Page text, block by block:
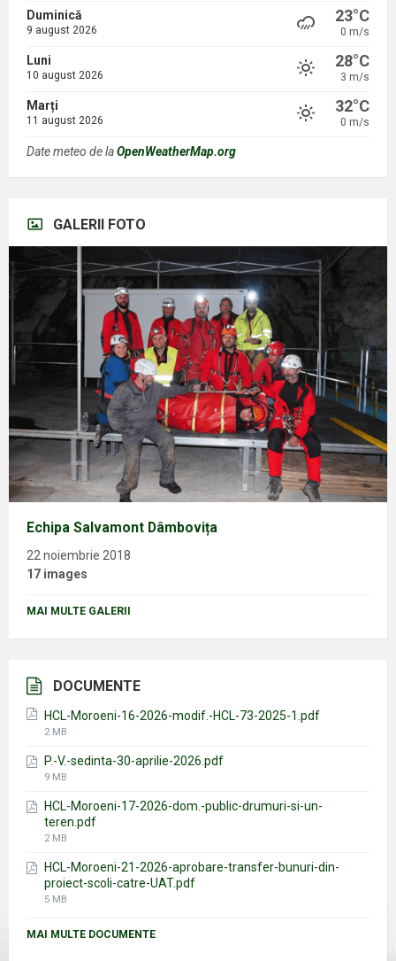
Duminică
9 august 2026
23°C
0 m/s
Luni
10 august 2026
28°C
3 m/s
Marți
11 august 2026
32°C
0 m/s
Date meteo de laOpenWeatherMap.org
GALERII FOTO
Echipa Salvamont Dâmbovița
22 noiembrie 2018
17 images
MAI MULTE GALERII
DOCUMENTE
HCL-Moroeni-16-2026-modif.-HCL-73-2025-1.pdf
File
2 MB
P.-V.-sedinta-30-aprilie-2026.pdf
File
9 MB
HCL-Moroeni-17-2026-dom.-public-drumuri-si-un-
teren.pdf
File
2 MB
HCL-Moroeni-21-2026-aprobare-transfer-bunuri-din-
proiect-scoli-catre-UAT.pdf
File
5 MB
MAI MULTE DOCUMENTE